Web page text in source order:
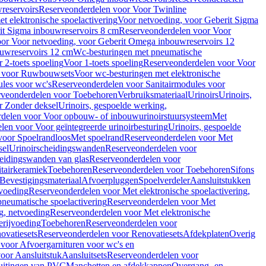
Reserveonderdelen voor Voor Twinline
elektronische spoelactiveringVoor netvoeding, voor Geberit Sigma
Sigma inbouwreservoirs 8 cmReserveonderdelen voor Voor
Voor netvoeding, voor Geberit Omega inbouwreservoirs 12
12 cmWc-besturingen met pneumatische
2-toets spoelingVoor 1-toets spoelingReserveonderdelen voor Voor
RuwbouwsetsVoor wc-besturingen met elektronische
voor wc'sReserveonderdelen voor Sanitairmodules voor
voor ToebehorenVerbruiksmateriaalUrinoirsUrinoirs,
Zonder dekselUrinoirs, gespoelde werking,
voor Voor opbouw- of inbouwurinoirstuursysteemMet
voor Voor geïntegreerde urinoirbesturingUrinoirs, gespoelde
SpoelrandloosMet spoelrandReserveonderdelen voor Met
UrinoirscheidingswandenReserveonderdelen voor
van glasReserveonderdelen voor
ToebehorenReserveonderdelen voor ToebehorenSifons
BevestigingsmateriaalAfvoerpluggenSpoelverdelerAansluitstukken
Reserveonderdelen voor Met elektronische spoelactivering,
spoelactiveringReserveonderdelen voor Met
netvoedingReserveonderdelen voor Met elektronische
ToebehorenReserveonderdelen voor
Reserveonderdelen voor RenovatiesetsAfdekplatenOverig
Afvoergarnituren voor wc's en
AansluitstukAansluitsetsReserveonderdelen voor